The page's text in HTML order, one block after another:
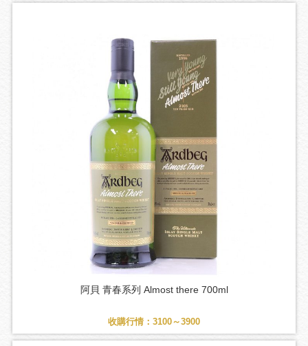
阿貝 青春系列 Almost there 700ml
收購行情：3100～3900